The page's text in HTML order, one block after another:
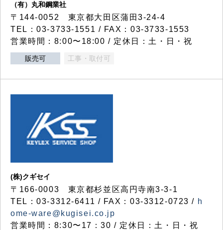
（有）丸和鋼業社
〒144-0052 東京都大田区蒲田3-24-4
TEL：03-3733-1551 / FAX：03-3733-1553
営業時間：8:00〜18:00 / 定休日：土・日・祝
販売可 工事・取付可
(株)クギセイ
〒166-0003 東京都杉並区高円寺南3-3-1
TEL：03-3312-6411 / FAX：03-3312-0723 / h
ome-ware@kugisei.co.jp
営業時間：8:30〜17：30 / 定休日：土・日・祝